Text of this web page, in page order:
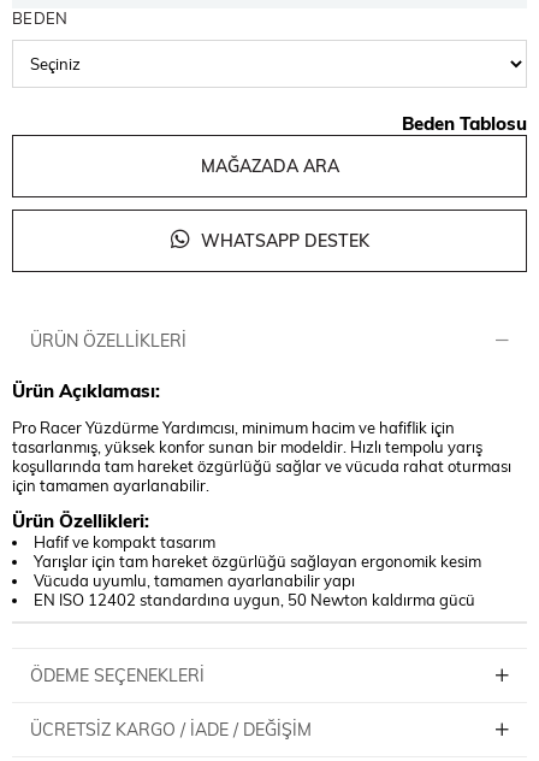
BEDEN
Beden Tablosu
MAĞAZADA ARA
WHATSAPP DESTEK
ÜRÜN ÖZELLIKLERI
Ürün Açıklaması:
Pro Racer Yüzdürme Yardımcısı, minimum hacim ve hafiflik için
tasarlanmış, yüksek konfor sunan bir modeldir. Hızlı tempolu yarış
koşullarında tam hareket özgürlüğü sağlar ve vücuda rahat oturması
için tamamen ayarlanabilir.
Ürün Özellikleri:
Hafif ve kompakt tasarım
Yarışlar için tam hareket özgürlüğü sağlayan ergonomik kesim
Vücuda uyumlu, tamamen ayarlanabilir yapı
EN ISO 12402 standardına uygun, 50 Newton kaldırma gücü
ÖDEME SEÇENEKLERI
ÜCRETSIZ KARGO / İADE / DEĞIŞIM